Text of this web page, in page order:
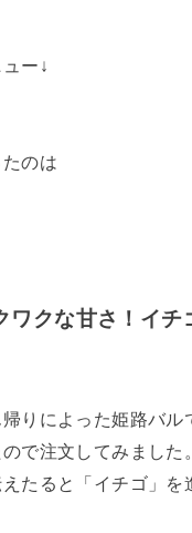
ー↓
のは
ワクな甘さ！イ
りによった姫路バ
で注文してみまし
たると「イチゴ」を